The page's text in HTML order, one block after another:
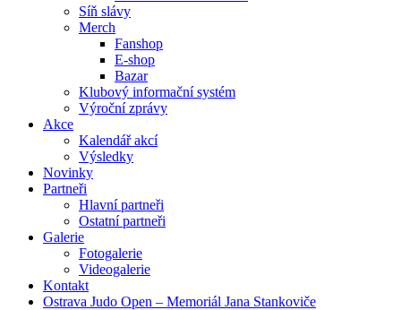
Síň slávy
Merch
Fanshop
E-shop
Bazar
Klubový informační systém
Výroční zprávy
Akce
Kalendář akcí
Výsledky
Novinky
Partneři
Hlavní partneři
Ostatní partneři
Galerie
Fotogalerie
Videogalerie
Kontakt
Ostrava Judo Open – Memoriál Jana Stankoviče